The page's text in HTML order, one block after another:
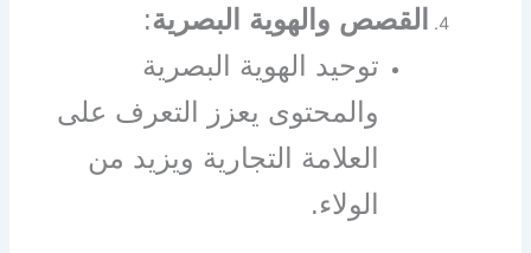
القصص والهوية البصرية:
توحيد الهوية البصرية
والمحتوى يعزز التعرف على
العلامة التجارية ويزيد من
الولاء.